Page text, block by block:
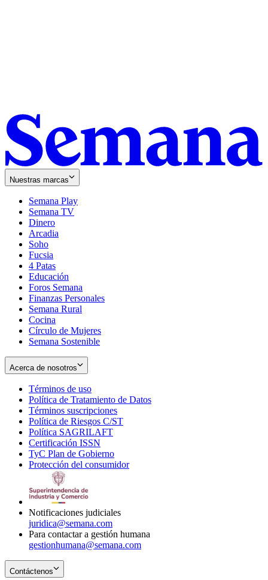
Nuestras marcas
Semana Play
Semana TV
Dinero
Arcadia
Soho
in
new
window
Fucsia
in
new
window
4 Patas
Educación
Foros Semana
Finanzas Personales
Semana Rural
Cocina
Círculo de Mujeres
Semana Sostenible
Acerca de nosotros
Términos de uso
in
new
window
Política de Tratamiento de Datos
Términos suscripciones
in
Política de Riesgos C/ST
Política SAGRILAFT
new
window
Certificación ISSN
in
new
TyC Plan de Gobierno
in
Protección del consumidorOpens
Notificaciones judiciales
juridica@semana.com
Para contactar a gestión humana
gestionhumana@semana.com
Contáctenos